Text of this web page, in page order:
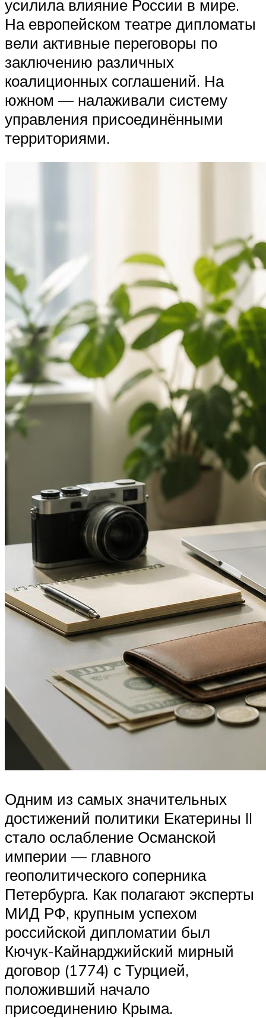
усилила влияние России в мире.
На европейском театре дипломаты
вели активные переговоры по
заключению различных
коалиционных соглашений. На
южном — налаживали систему
управления присоединёнными
территориями.
Одним из самых значительных
достижений политики Екатерины II
стало ослабление Османской
империи — главного
геополитического соперника
Петербурга. Как полагают эксперты
МИД РФ, крупным успехом
российской дипломатии был
Кючук-Кайнарджийский мирный
договор (1774) с Турцией,
положивший начало
присоединению Крыма.